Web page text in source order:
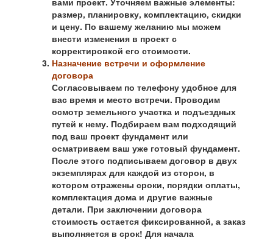
размер, планировку, комплектацию, скидки
и цену. По вашему желанию мы можем
внести изменения в проект с
корректировкой его стоимости.
Назначение встречи и оформление
договора
Согласовываем по телефону удобное для
вас время и место встречи. Проводим
осмотр земельного участка и подъездных
путей к нему. Подбираем вам подходящий
под ваш проект фундамент или
осматриваем ваш уже готовый фундамент.
После этого подписываем договор в двух
экземплярах для каждой из сторон, в
котором отражены сроки, порядки оплаты,
комплектация дома и другие важные
детали. При заключении договора
стоимость остается фиксированной, а заказ
выполняется в срок! Для начала